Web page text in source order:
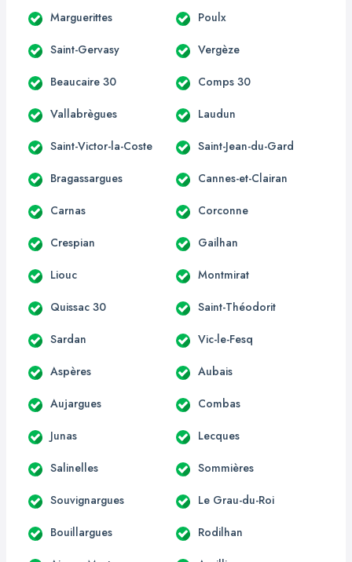
Marguerittes Poulx
Saint-Gervasy Vergèze
Beaucaire 30 Comps 30
Vallabrègues Laudun
Saint-Victor-la-Coste Saint-Jean-du-Gard
Bragassargues Cannes-et-Clairan
Carnas Corconne
Crespian Gailhan
Liouc Montmirat
Quissac 30 Saint-Théodorit
Sardan Vic-le-Fesq
Aspères Aubais
Aujargues Combas
Junas Lecques
Salinelles Sommières
Souvignargues Le Grau-du-Roi
Bouillargues Rodilhan